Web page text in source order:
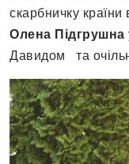
скарбничку
Олена Підгрушна
Давидом та